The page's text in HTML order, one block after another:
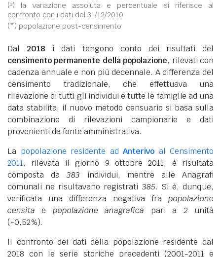
(³) la variazione assoluta e percentuale si riferisce al
confronto con i dati del 31/12/2010
(*) popolazione post-censimento
Dal 2018 i dati tengono conto dei risultati del
censimento permanente della popolazione, rilevati con
cadenza annuale e non più decennale. A differenza del
censimento tradizionale, che effettuava una
rilevazione di tutti gli individui e tutte le famiglie ad una
data stabilita, il nuovo metodo censuario si basa sulla
combinazione di rilevazioni campionarie e dati
provenienti da fonte amministrativa.
La popolazione residente ad Anterivo al Censimento
2011, rilevata il giorno 9 ottobre 2011, è risultata
composta da383 individui, mentre alle Anagrafi
comunali ne risultavano registrati 385. Si è, dunque,
verificata una differenza negativa fra popolazione
censita e popolazione anagrafica pari a 2 unità
(-0,52%).
Il confronto dei dati della popolazione residente dal
2018 con le serie storiche precedenti (2001-2011 e